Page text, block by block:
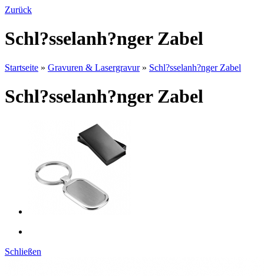
Zurück
Schl?sselanh?nger Zabel
Startseite » Gravuren & Lasergravur» Schl?sselanh?nger Zabel
Schl?sselanh?nger Zabel
Schließen